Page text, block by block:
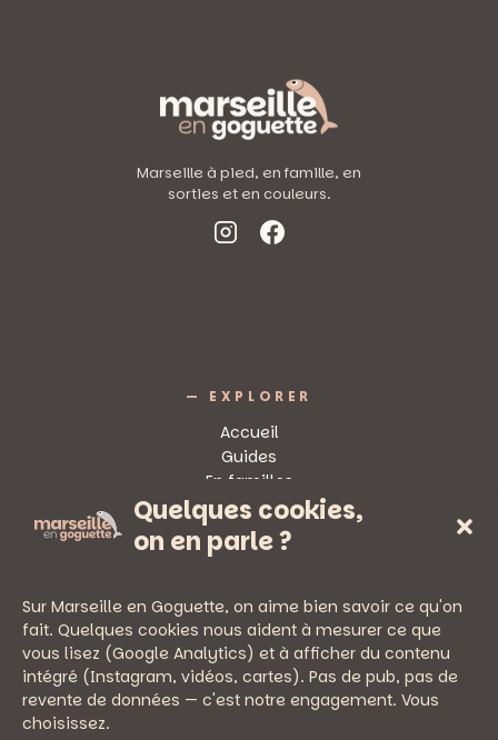
Quelques cookies,
on en parle ?
Sur Marseille en Goguette, on aime bien savoir ce qu'on
fait. Quelques cookies nous aident à mesurer ce que
vous lisez (Google Analytics) et à afficher du contenu
intégré (Instagram, vidéos, cartes). Pas de pub, pas de
revente de données — c'est notre engagement. Vous
choisissez.
Marseille à pied, en famille, en
sorties et en couleurs.
— EXPLORER
Accueil
Guides
En familles
Sorties
— PRATIQUE
Newsletter